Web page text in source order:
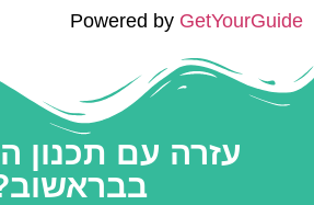
Powered by GetYourGuide
עזרה עם תכנון